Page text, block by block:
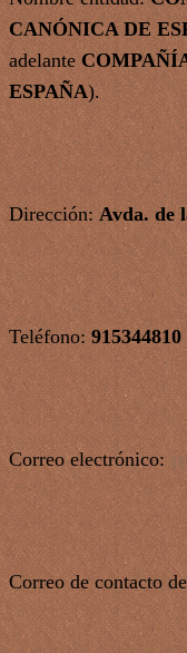
CANÓNICA DE
adelante
ESPAÑA).
Dirección: Avda. de
Teléfono: 915344810
Correo electrónico:
Correo de contacto